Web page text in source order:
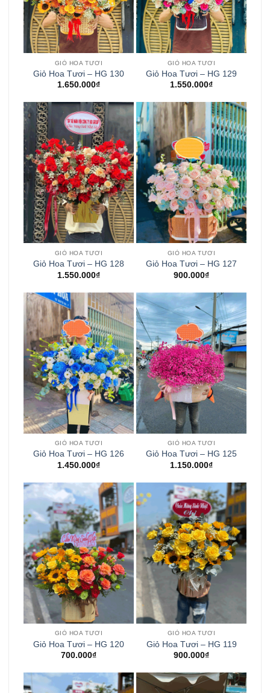
GIỎ HOA TƯƠI
Giỏ Hoa Tươi – HG 130
1.650.000₫
GIỎ HOA TƯƠI
Giỏ Hoa Tươi – HG 129
1.550.000₫
GIỎ HOA TƯƠI
Giỏ Hoa Tươi – HG 128
1.550.000₫
GIỎ HOA TƯƠI
Giỏ Hoa Tươi – HG 127
900.000₫
GIỎ HOA TƯƠI
Giỏ Hoa Tươi – HG 126
1.450.000₫
GIỎ HOA TƯƠI
Giỏ Hoa Tươi – HG 125
1.150.000₫
GIỎ HOA TƯƠI
Giỏ Hoa Tươi – HG 120
700.000₫
GIỎ HOA TƯƠI
Giỏ Hoa Tươi – HG 119
900.000₫